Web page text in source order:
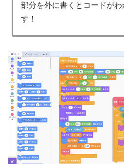
部分を外に書くとコードがわ
す！